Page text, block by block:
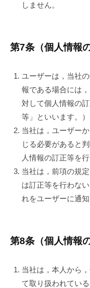
しません。
第7条（個人情報
ユーザーは，当社
報である場合には
対して個人情報の
等」といいます。
当社は，ユーザー
じる必要があると
人情報の訂正等を
当社は，前項の規
は訂正等を行わな
れをユーザーに通知
第8条（個人情報
当社は，本人から
て取り扱われてい